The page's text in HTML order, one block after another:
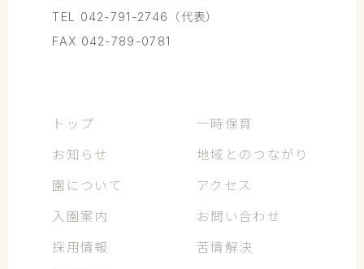
TEL 042-791-2746（代表）
FAX 042-789-0781
トップ
お知らせ
園について
入園案内
採用情報
一時保育
地域とのつながり
アクセス
お問い合わせ
苦情解決